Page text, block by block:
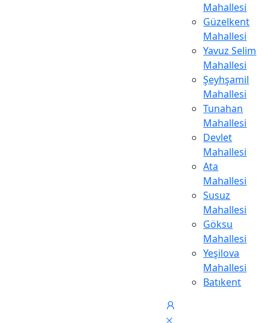
Mahallesi
Güzelkent
Mahallesi
Yavuz Selim
Mahallesi
Şeyhşamil
Mahallesi
Tunahan
Mahallesi
Devlet
Mahallesi
Ata
Mahallesi
Susuz
Mahallesi
Göksu
Mahallesi
Yeşilova
Mahallesi
Batıkent